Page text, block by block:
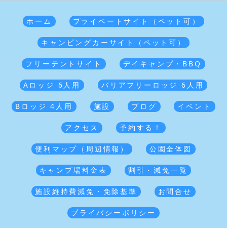
ホーム プライベートサイト（ペット可）
キャンピングカーサイト（ペット可）
フリーテントサイト デイキャンプ・BBQ
Aロッジ 6人用 バリアフリーロッジ 6人用
Bロッジ 4人用 施設 ブログ イベント
アクセス 予約する！
便利マップ（周辺情報） 公園全体図
キャンプ場料金表 割引・減免一覧
施設維持費減免・免除基準 お問合せ
プライバシーポリシー